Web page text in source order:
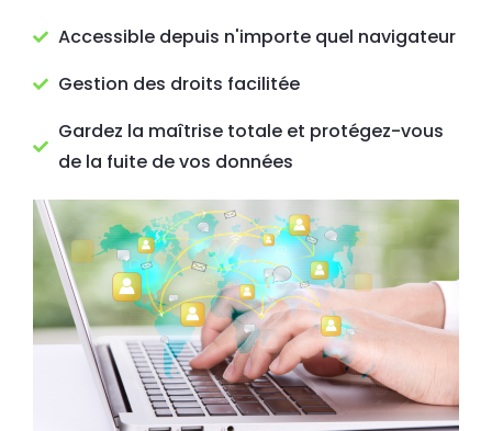
Accessible depuis n'importe quel navigateur
Gestion des droits facilitée
Gardez la maîtrise totale et protégez-vous
de la fuite de vos données